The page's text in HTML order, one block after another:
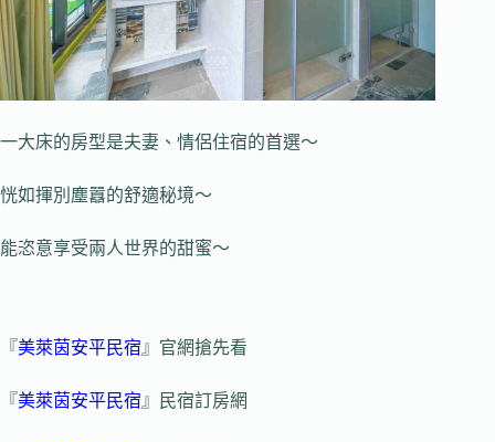
一大床的房型是夫妻、情侶住宿的首選～
恍如揮別塵囂的舒適秘境～
能恣意享受兩人世界的甜蜜～
『美萊茵安平民宿 』官網搶先看
『美萊茵安平民宿 』民宿訂房網